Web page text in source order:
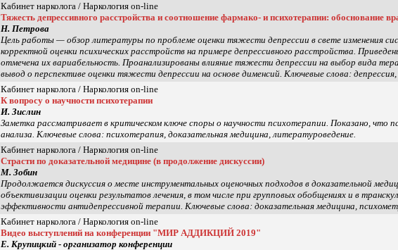
Кабинет нарколога / Наркология on-line
Тяжесть депрессивного расстройства и соотношение фармако- и психотерапии: обоснование
Н. Петрова
Цель работы — обзор литературы по проблеме оценки тяжести депрессии в свете изменения
корректной оценки психических расстройств на примере депрессивного расстройства.
отмечена их вариабельность. Проанализированы влияние тяжести депрессии на выбор вида
вывод о перспективе оценки тяжести депрессии на основе дименсий. Ключевые слова:
Кабинет нарколога / Наркология on-line
К вопросу о научности психотерапии
И. Зислин
Заметка рассматривает в критическом ключе споры о научности психотерапии. Показано,
анализа. Ключевые слова: психотерапия, доказательная медицина, литературоведение.
Кабинет нарколога / Наркология on-line
Страсти по доказательной медицине (в продолжение дискуссии)
М. Зобин
Продолжается дискуссия о месте инструментальных оценочных подходов в доказательной
объективизации оценки результатов лечения, в том числе при групповых обобщениях и в
эффективности антидепрессивной терапии. Ключевые слова: доказательная медицина,
Кабинет нарколога / Наркология on-line
Видео выступлений на конференции "МИР АДДИКЦИЙ 2019"
Е. Крупицкий - организатор конференции